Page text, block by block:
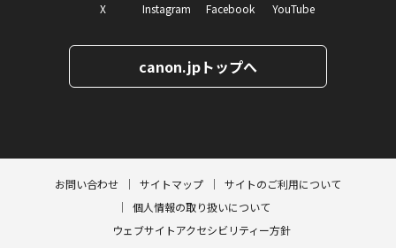
X Instagram Facebook YouTube
canon.jpトップへ
お問い合わせ サイトマップ
サイトのご利用について
個人情報の取り扱いについて
ウェブサイトアクセシビリティー方針